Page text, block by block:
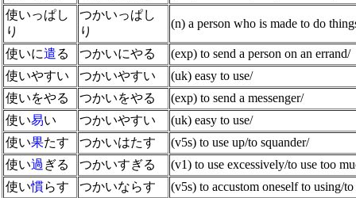
使いっぱし
り
つかいっぱし
り
(n) a person who is made to do
使いに遣る つかいにやる
(exp) to send a person on an errand/
使いやすい
つかいやすい
(uk) easy to use/
使いをやる
つかいをやる
(exp) to send a messenger/
使い易い つかいやすい
(uk) easy to use/
使い果たす つかいはたす
(v5s) to use up/to squander/
使い過 ぎる つかいすぎる
(v1) to use excessively/to use too
使い慣らす つかいならす
(v5s) to accustom oneself to using/